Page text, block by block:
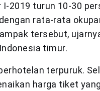
2019 turun 10-30
rata-rata
tersebut,
timur.
terpuruk.
harga tiket